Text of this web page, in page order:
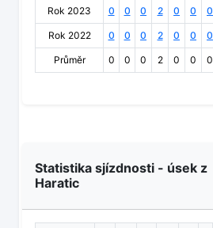
Rok 2023 0 0 0 2 0 0 0
Rok 2022 0 0 0 2 0 0 0
Průměr 0 0 0 2 0 0 0
Statistika sjízdnosti - úsek z
Haratic